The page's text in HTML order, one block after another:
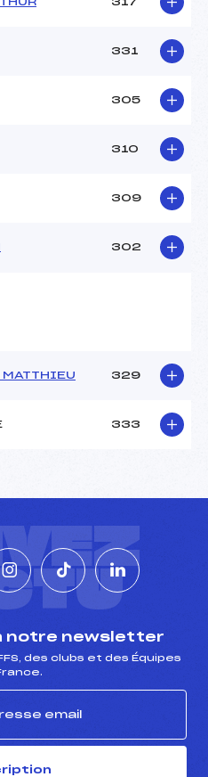
317
331
305
310
309
302
MATTHIEU 329
333
notre newsletter
des clubs et des Équipes